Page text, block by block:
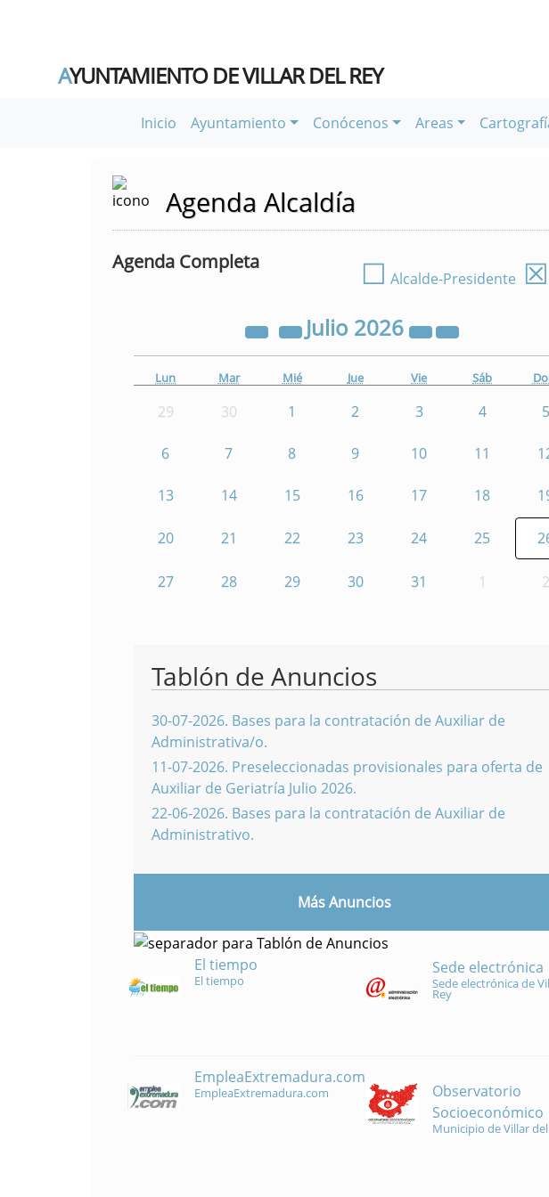
AYUNTAMIENTO DE VILLAR DEL REY
Inicio Ayuntamiento Conócenos Areas
Agenda Alcaldía
Agenda Completa ☐ Alcalde-Presidente ☒
Julio 2026
Lun Mar Mié Jue Vie Sáb
29 30 1 2 3 4 5
6 7 8 9 10 11
13 14 15 16 17 18
20 21 22 23 24 25
27 28 29 30 31 1 2
Tablón de Anuncios
30-07-2026. Bases para la contratación de Auxiliar de
Administrativa/o.
11-07-2026. Preseleccionadas provisionales para oferta de
Auxiliar de Geriatría Julio 2026.
22-06-2026. Bases para la contratación de Auxiliar de
Administrativo.
Más Anuncios
El tiempo
El tiempo
Sede electrónica
Sede electrónica de
Rey
EmpleaExtremadura.com
EmpleaExtremadura.com
Observatorio
Socioeconómico
Municipio de Villar